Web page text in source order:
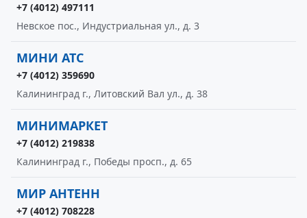
+7 (4012) 497111
Невское пос., Индустриальная ул., д. 3
МИНИ АТС
+7 (4012) 359690
Калининград г., Литовский Вал ул., д. 38
МИНИМАРКЕТ
+7 (4012) 219838
Калининград г., Победы просп., д. 65
МИР АНТЕНН
+7 (4012) 708228